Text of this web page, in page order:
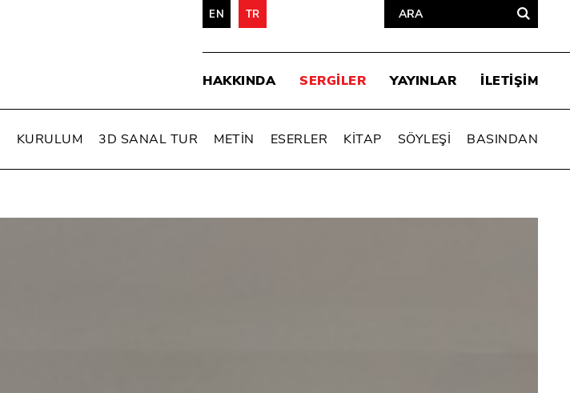
EN TR
HAKKINDA SERGİLER YAYINLAR İLETİŞİM
KURULUM 3D SANAL TUR METİN ESERLER KİTAP SÖYLEŞİ BASINDAN